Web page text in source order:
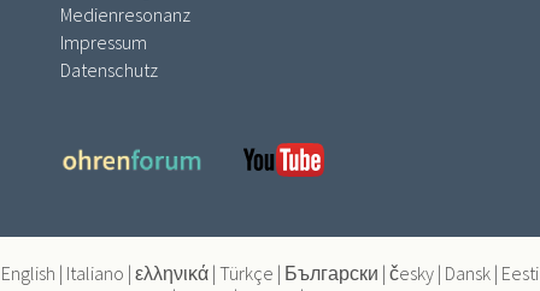
Medienresonanz
Impressum
Datenschutz
English | Italiano | ελληνικά | Türkçe | Български | česky | Dansk | Eesti